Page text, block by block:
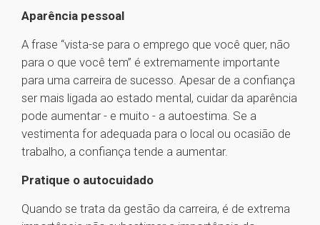
Aparência pessoal
A frase “vista-se para o emprego que você quer, não
para o que você tem” é extremamente importante
para uma carreira de sucesso. Apesar de a confiança
ser mais ligada ao estado mental, cuidar da aparência
pode aumentar - e muito - a autoestima. Se a
vestimenta for adequada para o local ou ocasião de
trabalho, a confiança tende a aumentar.
Pratique o autocuidado
Quando se trata da gestão da carreira, é de extrema